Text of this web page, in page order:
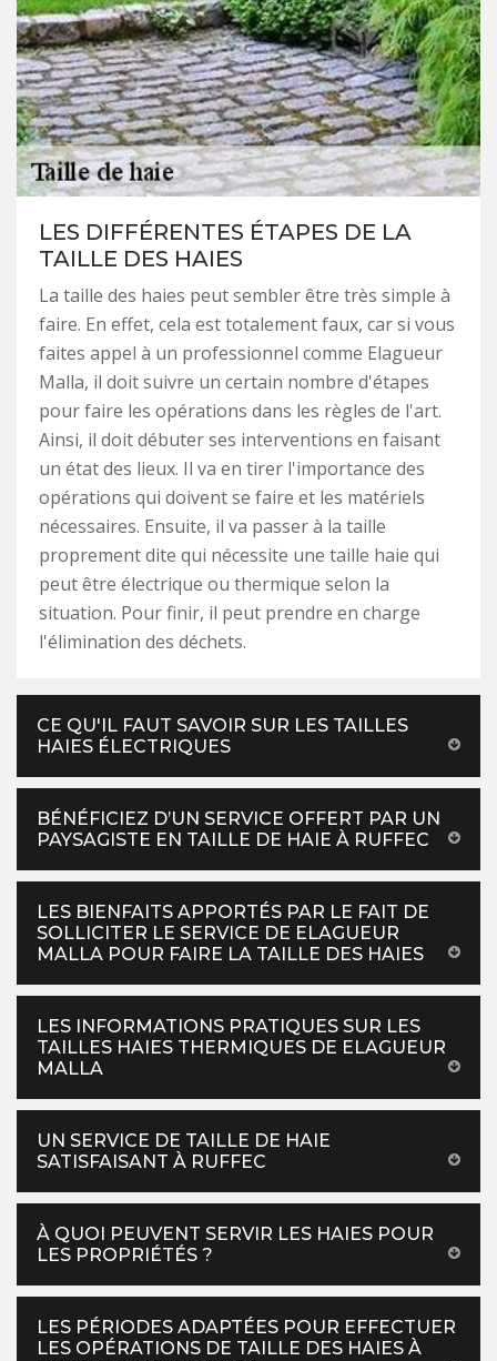
LES DIFFÉRENTES ÉTAPES DE LA
TAILLE DES HAIES
La taille des haies peut sembler être très simple à
faire. En effet, cela est totalement faux, car si vous
faites appel à un professionnel comme Elagueur
Malla, il doit suivre un certain nombre d'étapes
pour faire les opérations dans les règles de l'art.
Ainsi, il doit débuter ses interventions en faisant
un état des lieux. Il va en tirer l'importance des
opérations qui doivent se faire et les matériels
nécessaires. Ensuite, il va passer à la taille
proprement dite qui nécessite une taille haie qui
peut être électrique ou thermique selon la
situation. Pour finir, il peut prendre en charge
l'élimination des déchets.
CE QU'IL FAUT SAVOIR SUR LES TAILLES
HAIES ÉLECTRIQUES
BÉNÉFICIEZ D’UN SERVICE OFFERT PAR UN
PAYSAGISTE EN TAILLE DE HAIE À RUFFEC
LES BIENFAITS APPORTÉS PAR LE FAIT DE
SOLLICITER LE SERVICE DE ELAGUEUR
MALLA POUR FAIRE LA TAILLE DES HAIES
LES INFORMATIONS PRATIQUES SUR LES
TAILLES HAIES THERMIQUES DE ELAGUEUR
MALLA
UN SERVICE DE TAILLE DE HAIE
SATISFAISANT À RUFFEC
À QUOI PEUVENT SERVIR LES HAIES POUR
LES PROPRIÉTÉS ?
LES PÉRIODES ADAPTÉES POUR EFFECTUER
LES OPÉRATIONS DE TAILLE DES HAIES À